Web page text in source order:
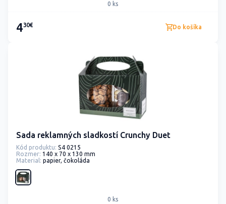
0 ks
430€ Do košíka
Sada reklamných sladkostí Crunchy Duet
Kód produktu: S4 0215
Rozmer: 140 x 70 x 130 mm
Material: papier, čokoláda
0 ks